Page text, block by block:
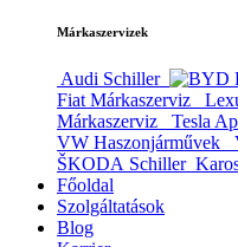
Márkaszervizek
Audi Schiller
Fiat Márkaszerviz
Márkaszerviz
Tesla
VW Haszonjárművek
ŠKODA Schiller
Főoldal
Szolgáltatások
Blog